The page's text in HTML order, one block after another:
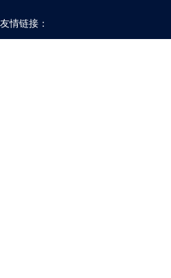
友情链接：